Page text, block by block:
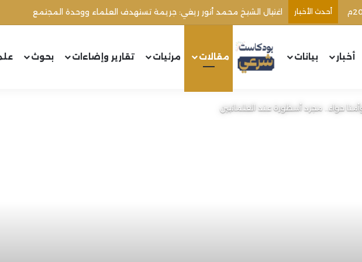
أحدث الأخبار
أخبار بيانات مقالات مرئيات تقارير وإضاءات بحوث
حواء.. مجرد أسطورة عند العلمانيين